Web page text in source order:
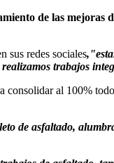
de las mejoras
sus redes sociales
trabajos
consolidar al 100%
de asfaltado,